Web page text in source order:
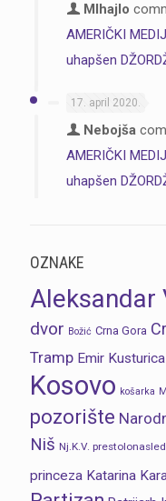
MIhajlo
AMERIČKI
uhapšen
17. april 2020.
Nebojša
AMERIČKI
uhapšen
OZNAKE
Aleksandar
dvor Božić Crna Gora
Tramp Emir Kusturica
Kosovo košarka
pozorište
Niš Nj.K.V.
princeza Katarina